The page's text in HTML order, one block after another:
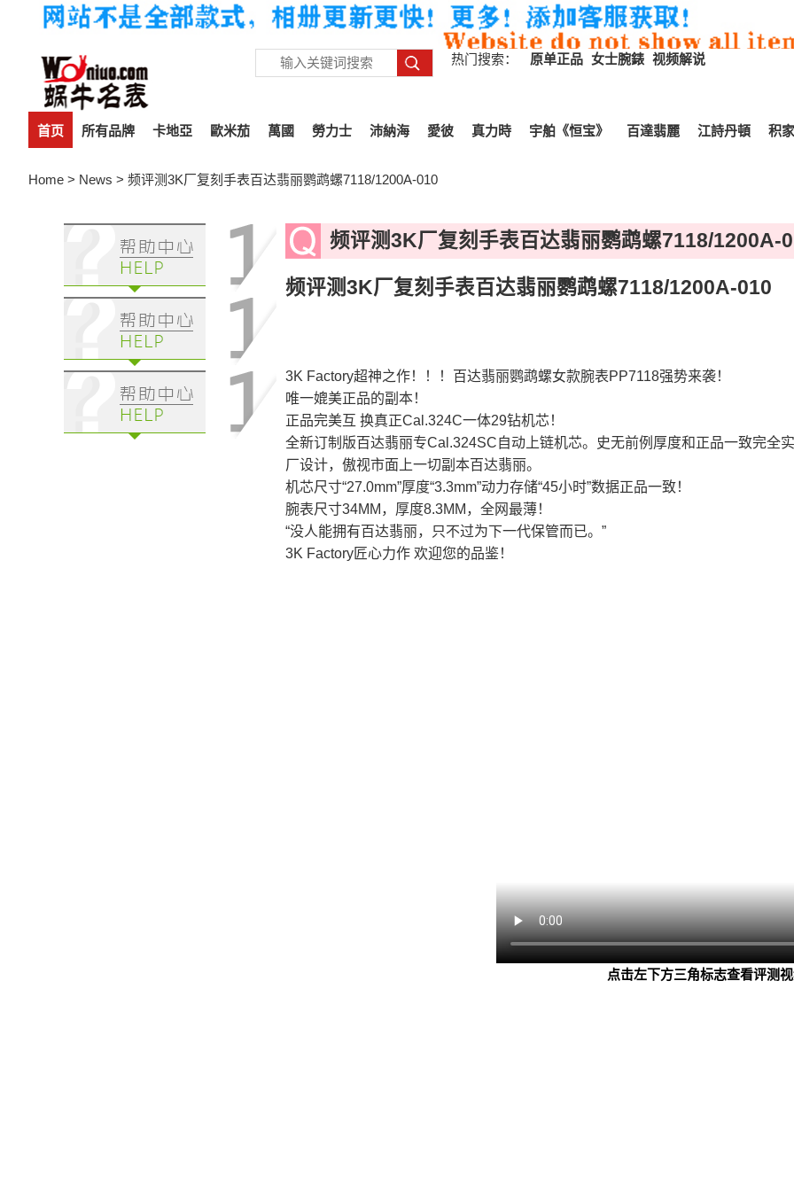
热门搜索： 原单正品 女士腕錶 视频解说
首页 所有品牌 卡地亞 歐米茄 萬國 勞力士 沛納海 愛彼 真力時 宇舶《恒宝》 百達翡麗 江詩丹頓 积家
Home > News > 频评测3K厂复刻手表百达翡丽鹦鹉螺7118/1200A-010
频评测3K厂复刻手表百达翡丽鹦鹉螺7118/1200A-
频评测3K厂复刻手表百达翡丽鹦鹉螺7118/1200A-010
3K Factory超神之作！！！百达翡丽鹦鹉螺女款腕表PP7118强势来袭！
唯一媲美正品的副本！
正品完美互 换真正Cal.324C一体29钻机芯！
全新订制版百达翡丽专Cal.324SC自动上链机芯。史无前例厚度和正品一致完全
厂设计，傲视市面上一切副本百达翡丽。
机芯尺寸“27.0mm”厚度“3.3mm”动力存储“45小时”数据正品一致！
腕表尺寸34MM，厚度8.3MM，全网最薄！
“没人能拥有百达翡丽，只不过为下一代保管而已。”
3K Factory匠心力作 欢迎您的品鉴！
点击左下方三角标志查看评测